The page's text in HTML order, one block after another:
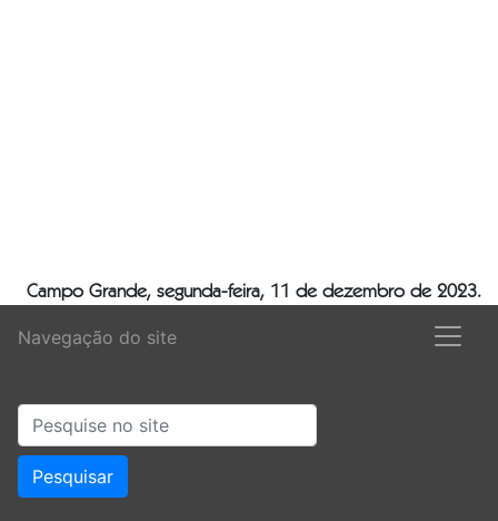
Campo Grande, segunda-feira, 11 de dezembro de 2023.
Navegação do site